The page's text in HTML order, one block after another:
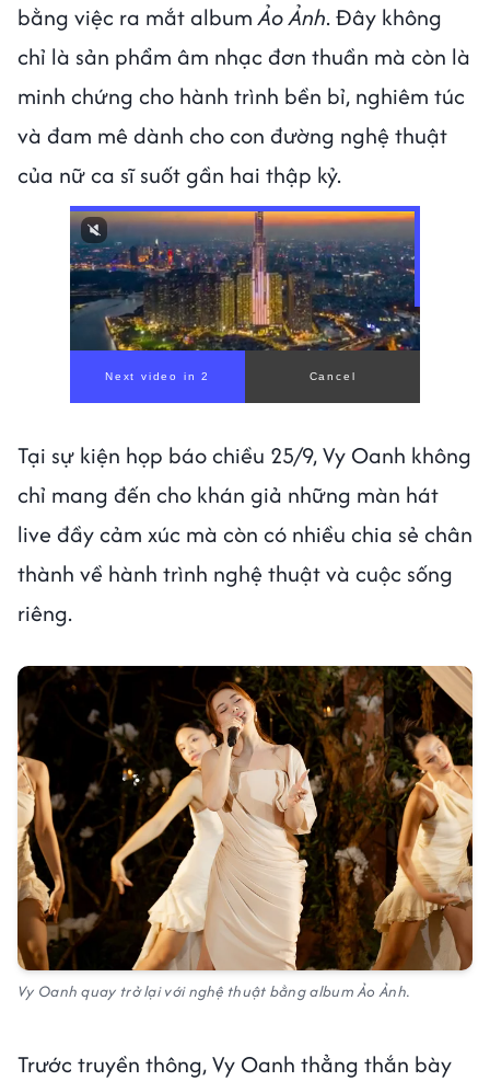
bằng việc ra mắt albumẢo Ảnh. Đây không
chỉ là sản phẩm âm nhạc đơn thuần mà còn là
minh chứng cho hành trình bền bỉ, nghiêm túc
và đam mê dành cho con đường nghệ thuật
của nữ ca sĩ suốt gần hai thập kỷ.
Tại sự kiện họp báo chiều 25/9, Vy Oanh không
chỉ mang đến cho khán giả những màn hát
live đầy cảm xúc mà còn có nhiều chia sẻ chân
thành về hành trình nghệ thuật và cuộc sống
riêng.
Vy Oanh quay trở lại với nghệ thuật bằng album Ảo Ảnh.
Trước truyền thông, Vy Oanh thẳng thắn bày